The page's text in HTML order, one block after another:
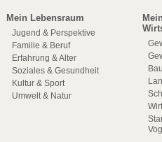
Mein Lebensraum
Jugend & Perspektive
Familie & Beruf
Erfahrung & Alter
Soziales & Gesundheit
Kultur & Sport
Umwelt & Natur